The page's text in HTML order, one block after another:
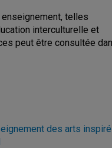
telles
interculturelle et
peut être consultée
des arts inspiré